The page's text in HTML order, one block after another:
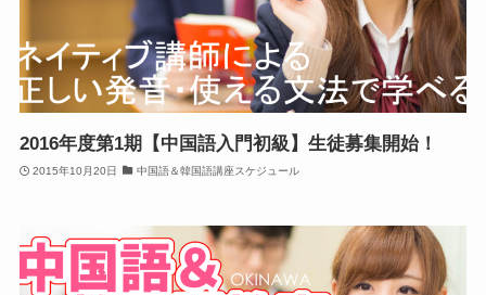
2016年度第1期【中国語入門初級】生徒募集開始！
2015年10月20日 中国語＆韓国語講座スケジュール